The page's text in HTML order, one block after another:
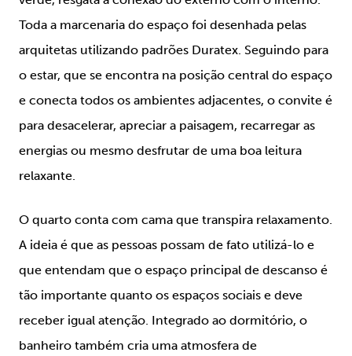
Toda a marcenaria do espaço foi desenhada pelas
arquitetas utilizando padrões Duratex. Seguindo para
o estar, que se encontra na posição central do espaço
e conecta todos os ambientes adjacentes, o convite é
para desacelerar, apreciar a paisagem, recarregar as
energias ou mesmo desfrutar de uma boa leitura
relaxante.
O quarto conta com cama que transpira relaxamento.
A ideia é que as pessoas possam de fato utilizá-lo e
que entendam que o espaço principal de descanso é
tão importante quanto os espaços sociais e deve
receber igual atenção. Integrado ao dormitório, o
banheiro também cria uma atmosfera de